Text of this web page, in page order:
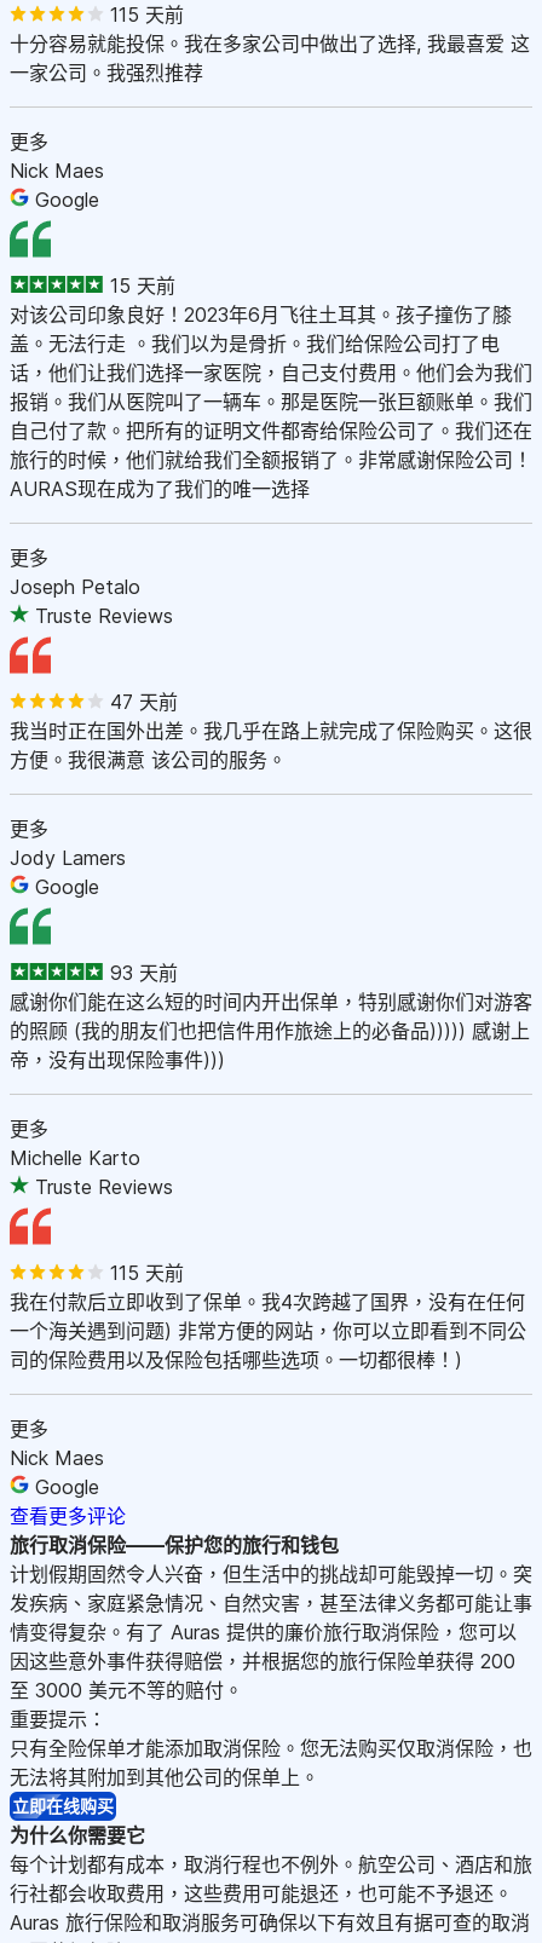
115 天前
十分容易就能投保。我在多家公司中做出了选择, 我最喜爱 这
一家公司。我强烈推荐
更多
Nick Maes
Google
15 天前
对该公司印象良好！2023年6月飞往土耳其。孩子撞伤了膝
盖。无法行走 。我们以为是骨折。我们给保险公司打了电
话，他们让我们选择一家医院，自己支付费用。他们会为我们
报销。我们从医院叫了一辆车。那是医院一张巨额账单。我们
自己付了款。把所有的证明文件都寄给保险公司了。我们还在
旅行的时候，他们就给我们全额报销了。非常感谢保险公司！
AURAS现在成为了我们的唯一选择
更多
Joseph Petalo
Truste Reviews
47 天前
我当时正在国外出差。我几乎在路上就完成了保险购买。这很
方便。我很满意 该公司的服务。
更多
Jody Lamers
Google
93 天前
感谢你们能在这么短的时间内开出保单，特别感谢你们对游客
的照顾 (我的朋友们也把信件用作旅途上的必备品))))) 感谢上
帝，没有出现保险事件)))
更多
Michelle Karto
Truste Reviews
115 天前
我在付款后立即收到了保单。我4次跨越了国界，没有在任何
一个海关遇到问题) 非常方便的网站，你可以立即看到不同公
司的保险费用以及保险包括哪些选项。一切都很棒！)
更多
Nick Maes
Google
查看更多评论
旅行取消保险——保护您的旅行和钱包
计划假期固然令人兴奋，但生活中的挑战却可能毁掉一切。突
发疾病、家庭紧急情况、自然灾害，甚至法律义务都可能让事
情变得复杂。有了 Auras 提供的廉价旅行取消保险，您可以
因这些意外事件获得赔偿，并根据您的旅行保险单获得 200
至 3000 美元不等的赔付。
重要提示：
只有全险保单才能添加取消保险。您无法购买仅取消保险，也
无法将其附加到其他公司的保单上。
立即在线购买
为什么你需要它
每个计划都有成本，取消行程也不例外。航空公司、酒店和旅
行社都会收取费用，这些费用可能退还，也可能不予退还。
Auras 旅行保险和取消服务可确保以下有效且有据可查的取消